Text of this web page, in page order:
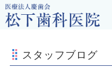
スタッフブログ